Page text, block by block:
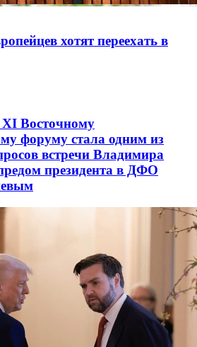
хотят переехать в
Восточному
форуму стала одним из
встречи Владимира
президента в ДФО